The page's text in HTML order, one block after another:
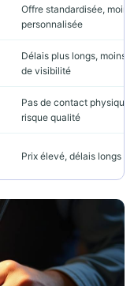
Offre standardisée, moins
personnalisée
Délais plus longs, moins
de visibilité
Pas de contact physique,
risque qualité
Prix élevé, délais longs